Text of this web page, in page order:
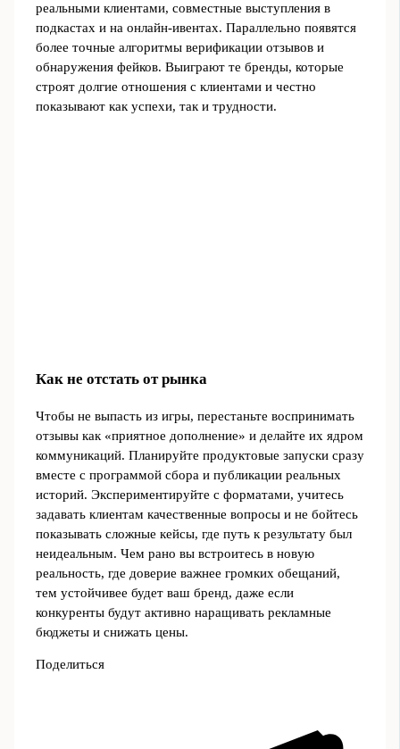
реальными клиентами, совместные выступления в
подкастах и на онлайн-ивентах. Параллельно появятся
более точные алгоритмы верификации отзывов и
обнаружения фейков. Выиграют те бренды, которые
строят долгие отношения с клиентами и честно
показывают как успехи, так и трудности.
Как не отстать от рынка
Чтобы не выпасть из игры, перестаньте воспринимать
отзывы как «приятное дополнение» и делайте их ядром
коммуникаций. Планируйте продуктовые запуски сразу
вместе с программой сбора и публикации реальных
историй. Экспериментируйте с форматами, учитесь
задавать клиентам качественные вопросы и не бойтесь
показывать сложные кейсы, где путь к результату был
неидеальным. Чем рано вы встроитесь в новую
реальность, где доверие важнее громких обещаний,
тем устойчивее будет ваш бренд, даже если
конкуренты будут активно наращивать рекламные
бюджеты и снижать цены.
Поделиться